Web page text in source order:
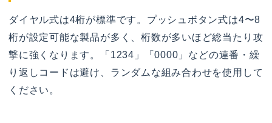
ダイヤル式は4桁が標準です。プッシュボタン式は4〜8
桁が設定可能な製品が多く、桁数が多いほど総当たり攻
撃に強くなります。「1234」「0000」などの連番・繰
り返しコードは避け、ランダムな組み合わせを使用して
ください。